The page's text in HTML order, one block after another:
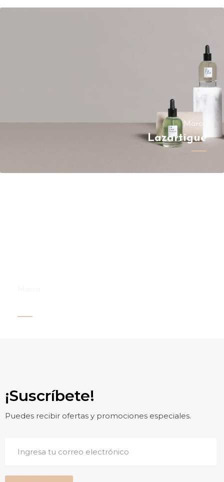
Marca
Lazartigue
¡Suscríbete!
Puedes recibir ofertas y promociones especiales.